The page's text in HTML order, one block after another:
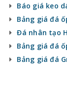
Báo giá keo
Bảng giá đá
Đá nhân tạo
Bảng giá đá
Bảng giá đá